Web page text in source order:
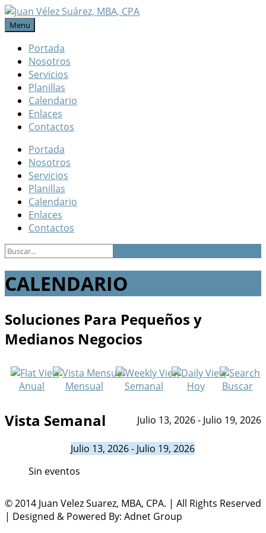
Menu
Portada
Nosotros
Servicios
Planillas
Calendario
Enlaces
Contactos
Portada
Nosotros
Servicios
Planillas
Calendario
Enlaces
Contactos
CALENDARIO
Soluciones Para Pequeños y
Medianos Negocios
Anual Mensual Semanal Hoy Buscar
Vista Semanal Julio 13, 2026 - Julio 19, 2026
Julio 13, 2026 - Julio 19, 2026
Sin eventos
© 2014 Juan Velez Suarez, MBA, CPA. | All Rights Reserved
| Designed & Powered By: Adnet Group